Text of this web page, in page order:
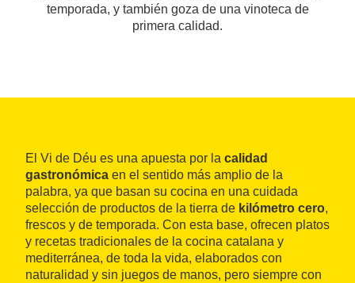
temporada, y también goza de una vinoteca de
primera calidad.
El Vi de Déu es una apuesta por la calidad
gastronómica en el sentido más amplio de la
palabra, ya que basan su cocina en una cuidada
selección de productos de la tierra de kilómetro cero,
frescos y de temporada. Con esta base, ofrecen platos
y recetas tradicionales de la cocina catalana y
mediterránea, de toda la vida, elaborados con
naturalidad y sin juegos de manos, pero siempre con